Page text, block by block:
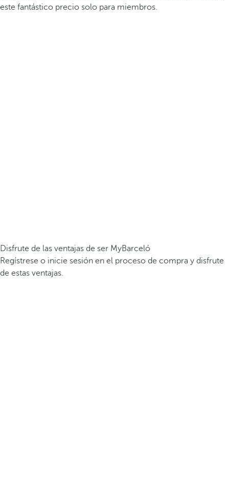
este fantástico precio solo para miembros.
Disfrute de las ventajas de ser MyBarceló
Regístrese o inicie sesión en el proceso de compra y disfrute
de estas ventajas.